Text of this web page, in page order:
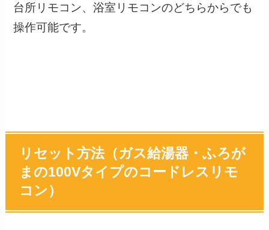
台所リモコン、浴室リモコンのどちらからでも
操作可能です。
リセット方法（ガス給湯器・ふろが
まの100Vタイプのコードレスリモ
コン）